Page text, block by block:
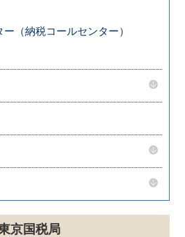
（納税コールセンター）
京国税局